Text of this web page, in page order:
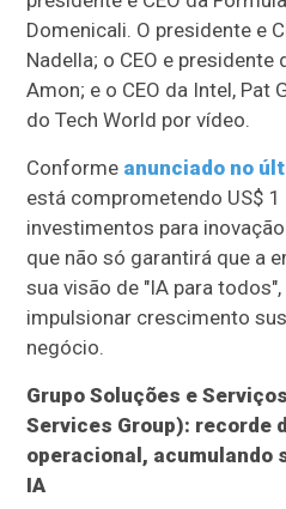
Domenicali. O presidente e
Nadella; o CEO e
Amon; e o CEO da Intel, Pat
do Tech World por vídeo.
Conforme anunciado no
está comprometendo US$
investimentos para
que não só garantirá que a
sua visão de "IA para
impulsionar crescimento
negócio.
Grupo Soluções e
Services Group): recorde
operacional, acumulando
IA